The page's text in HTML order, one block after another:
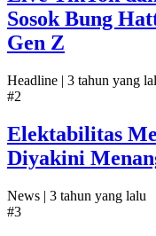
Sosok Bung
Gen Z
Headline | 3 tahun yang
#2
Elektabilitas
Diyakini
News | 3 tahun yang lalu
#3